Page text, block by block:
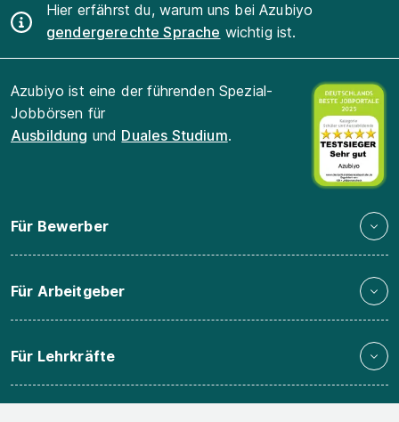
Hier erfährst du, warum uns bei Azubiyo
gendergerechte Sprache wichtig ist.
Azubiyo ist eine der führenden Spezial-
Jobbörsen für
Ausbildung und Duales Studium.
Für Bewerber
Für Arbeitgeber
Für Lehrkräfte